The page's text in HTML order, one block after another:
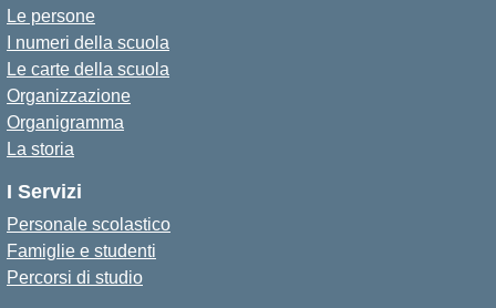
Le persone
I numeri della scuola
Le carte della scuola
Organizzazione
Organigramma
La storia
I Servizi
Personale scolastico
Famiglie e studenti
Percorsi di studio